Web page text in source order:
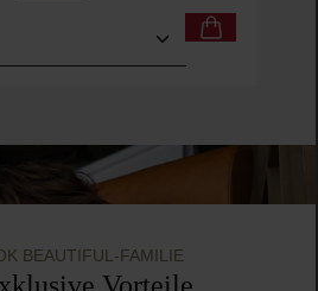
Gib den gewünschten Wert
BEAUTIFUL-FAMILIE